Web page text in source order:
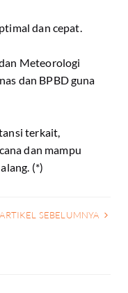
dan cepat.
Meteorologi
dan BPBD guna
terkait,
dan mampu
(*)
ARTIKEL SEBELUMNYA